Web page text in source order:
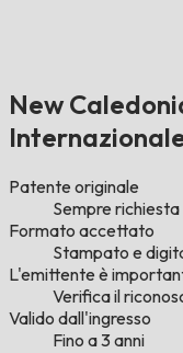
New
Patente originale
Sempre richiesta
Formato accettato
Stampato e
L'emittente è
Verifica il
Valido dall'ingresso
Fino a 3 anni